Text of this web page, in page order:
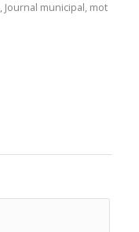
, Journal municipal, mot